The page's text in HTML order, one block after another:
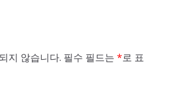
지 않습니다. 필수 필드는 *로 표